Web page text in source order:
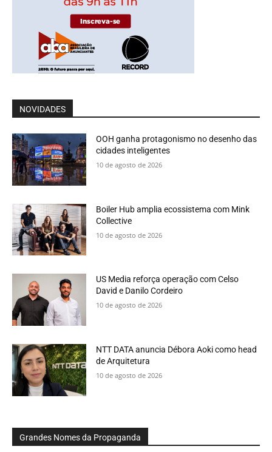
NOVIDADES
OOH ganha protagonismo no desenho das
cidades inteligentes
10 de agosto de 2026
Boiler Hub amplia ecossistema com Mink
Collective
10 de agosto de 2026
US Media reforça operação com Celso
David e Danilo Cordeiro
10 de agosto de 2026
NTT DATA anuncia Débora Aoki como head
de Arquitetura
10 de agosto de 2026
Grandes Nomes da Propaganda